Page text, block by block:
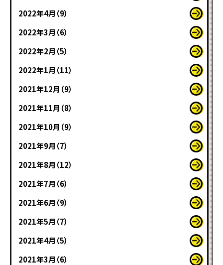
2022年4月（9）
2022年3月（6）
2022年2月（5）
2022年1月（11）
2021年12月（9）
2021年11月（8）
2021年10月（9）
2021年9月（7）
2021年8月（12）
2021年7月（6）
2021年6月（9）
2021年5月（7）
2021年4月（5）
2021年3月（6）